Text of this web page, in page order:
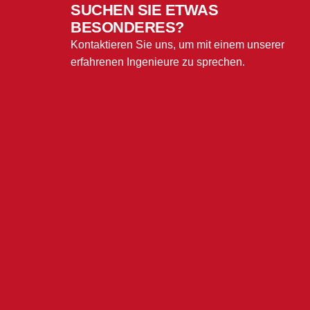
SUCHEN SIE ETWAS
BESONDERES?
Kontaktieren Sie uns, um mit einem unserer
erfahrenen Ingenieure zu sprechen.